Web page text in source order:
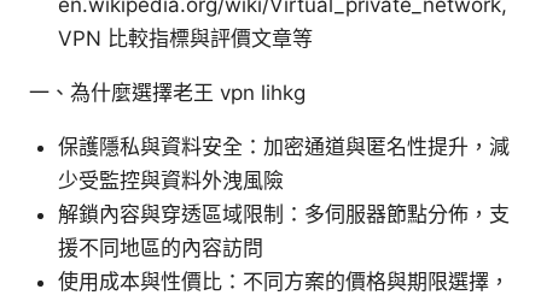
VPN 比較指標與評價文章等
一、為什麼選擇老王 vpn lihkg
保護隱私與資料安全：加密通道與匿名性提升，減
少受監控與資料外洩風險
解鎖內容與穿透區域限制：多伺服器節點分佈，支
援不同地區的內容訪問
使用成本與性價比：不同方案的價格與期限選擇，